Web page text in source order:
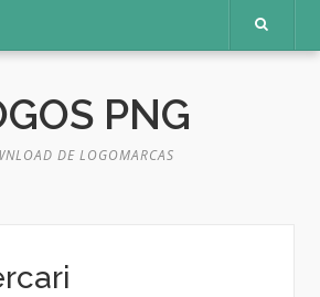
PNG
DE LOGOMARCAS